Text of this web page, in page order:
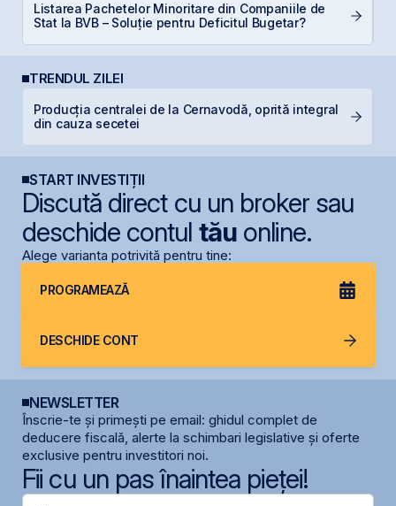
Listarea Pachetelor Minoritare din Companiile de
Stat la BVB – Soluție pentru Deficitul Bugetar?
TRENDUL ZILEI
Producția centralei de la Cernavodă, oprită integral
din cauza secetei
START INVESTIȚII
Discută direct cu un broker sau
deschide contul tăuonline.
Alege varianta potrivită pentru tine:
PROGRAMEAZĂ
DESCHIDE CONT
NEWSLETTER
Înscrie-te și primești pe email: ghidul complet de
deducere fiscală, alerte la schimbari legislative și oferte
exclusive pentru investitori noi.
Fii cu un pas înaintea pieței!